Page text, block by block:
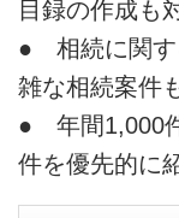
目録の作成も
● 相続に関す
雑な相続案件
● 年間1,000
件を優先的に